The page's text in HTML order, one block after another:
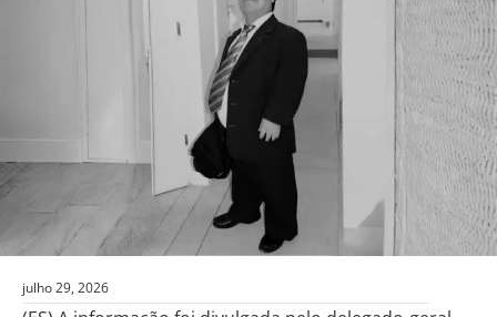
julho 29, 2026